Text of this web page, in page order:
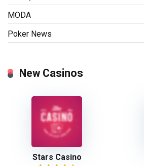
MODA
Poker News
New Casinos
Stars Casino